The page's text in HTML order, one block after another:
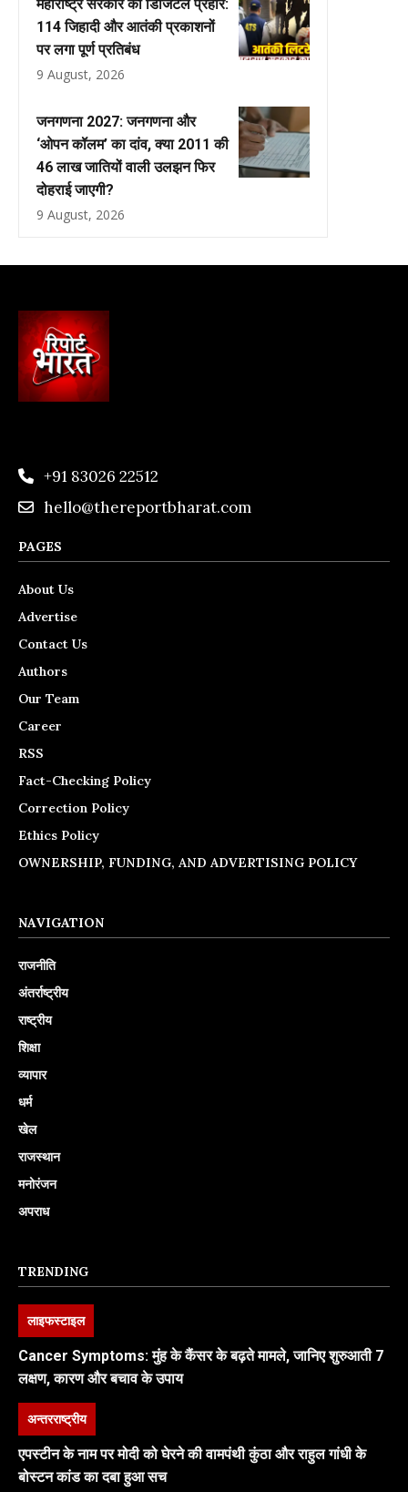
महाराष्ट्र सरकार का डिजिटल प्रहार:
114 जिहादी और आतंकी प्रकाशनों
पर लगा पूर्ण प्रतिबंध
9 August, 2026
जनगणना 2027: जनगणना और
‘ओपन कॉलम’ का दांव, क्या 2011 की
46 लाख जातियों वाली उलझन फिर
दोहराई जाएगी?
9 August, 2026
+91 83026 22512
hello@thereportbharat.com
PAGES
About Us
Advertise
Contact Us
Authors
Our Team
Career
RSS
Fact-Checking Policy
Correction Policy
Ethics Policy
OWNERSHIP, FUNDING, AND ADVERTISING POLICY
NAVIGATION
राजनीति
अंतर्राष्ट्रीय
राष्ट्रीय
शिक्षा
व्यापार
धर्म
खेल
राजस्थान
मनोरंजन
अपराध
TRENDING
लाइफस्टाइल
Cancer Symptoms: मुंह के कैंसर के बढ़ते मामले, जानिए शुरुआती 7
लक्षण, कारण और बचाव के उपाय
अन्तरराष्ट्रीय
एपस्टीन के नाम पर मोदी को घेरने की वामपंथी कुंठा और राहुल गांधी के
बोस्टन कांड का दबा हुआ सच